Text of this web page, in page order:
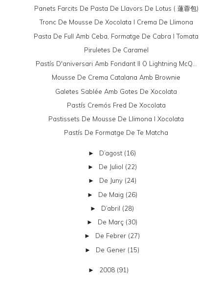
Panets Farcits De Pasta De Llavors De Lotus ( 蓮蓉包)
Tronc De Mousse De Xocolata I Crema De Llimona
Pasta De Full Amb Ceba, Formatge De Cabra I Tomata
Piruletes De Caramel
Pastís D'aniversari Amb Fondant II O Lightning McQ...
Mousse De Crema Catalana Amb Brownie
Galetes Sablée Amb Gotes De Xocolata
Pastís Cremós Fred De Xocolata
Pastissets De Mousse De Llimona I Xocolata
Pastís De Formatge De Te Matcha
► D’agost (16)
► De Juliol (22)
► De Juny (24)
► De Maig (26)
► D’abril (28)
► De Març (30)
► De Febrer (27)
► De Gener (15)
► 2008 (91)